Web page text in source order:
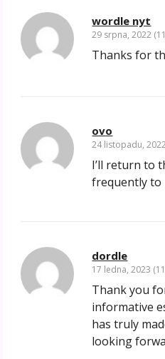
wordle nyt
29 srpna, 2022
Thanks for
ovo
24 listopadu,
I’ll return to
frequently to
dordle
17 ledna, 2023
Thank you
informative
has truly
looking